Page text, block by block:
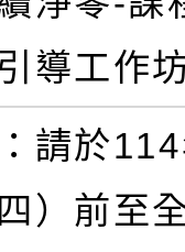
導工作
請於
）前至